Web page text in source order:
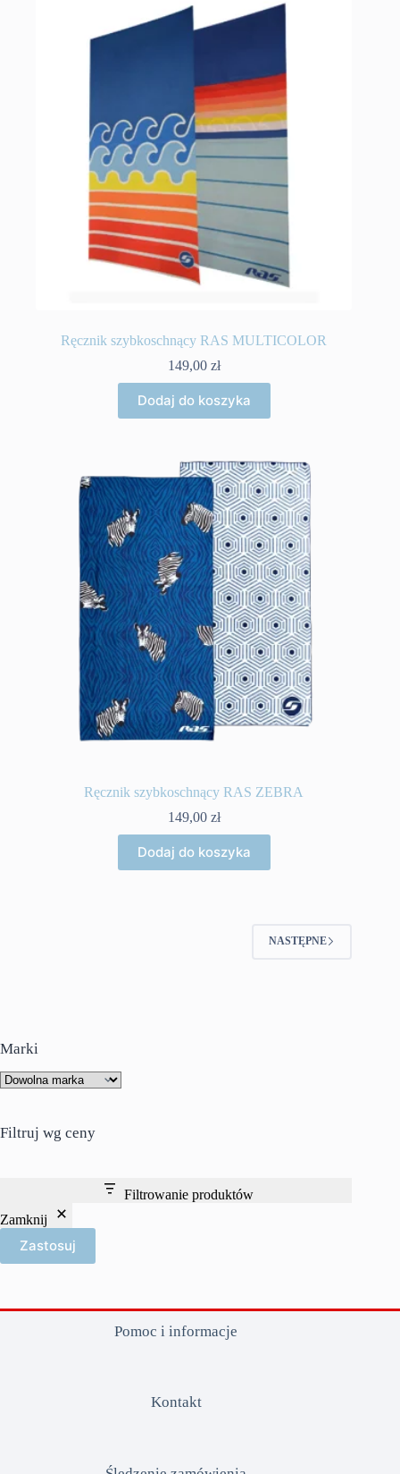
Ręcznik szybkoschnący RAS MULTICOLOR
149,00 zł
Dodaj do koszyka
Ręcznik szybkoschnący RAS ZEBRA
149,00 zł
Dodaj do koszyka
NASTĘPNE
Marki
Filtruj wg ceny
Filtrowanie produktów
Zamknij
Zastosuj
Pomoc i informacje
Kontakt